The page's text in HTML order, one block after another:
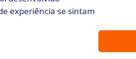
experiência se sintam